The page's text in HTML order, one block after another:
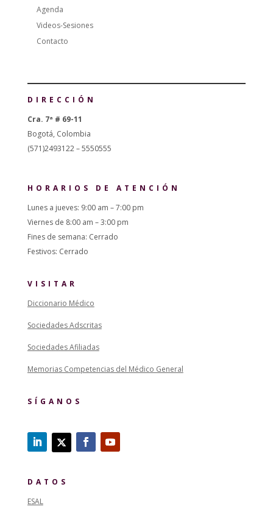
Agenda
Videos-Sesiones
Contacto
DIRECCIÓN
Cra. 7ª # 69-11
Bogotá, Colombia
(571)2493122 – 5550555
HORARIOS DE ATENCIÓN
Lunes a jueves: 9:00 am – 7:00 pm
Viernes de 8:00 am – 3:00 pm
Fines de semana: Cerrado
Festivos: Cerrado
VISITAR
Diccionario Médico
Sociedades Adscritas
Sociedades Afiliadas
Memorias Competencias del Médico General
SÍGANOS
DATOS
ESAL